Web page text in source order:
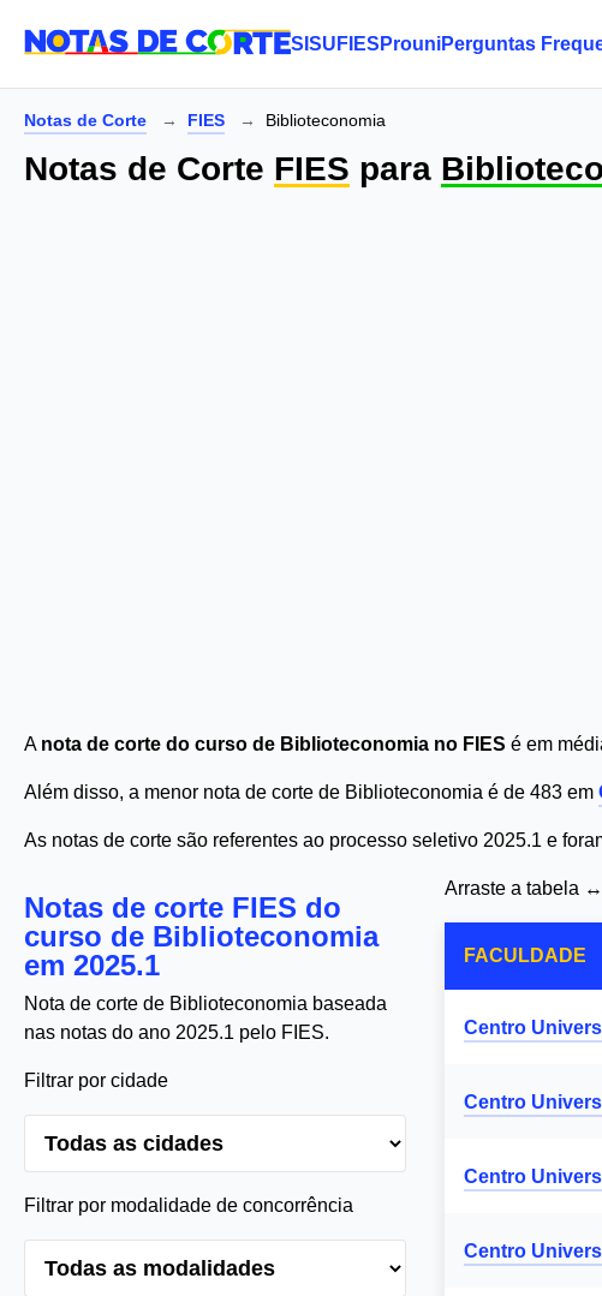
SISU FIES ProuniPerguntas
Notas de Corte FIES Biblioteconomia
Notas de Corte FIES para
A nota de corte do curso de Biblioteconomia no FIES é em
Além disso, a menor nota de corte de Biblioteconomia é de 483 em
As notas de corte são referentes ao processo seletivo 2025.1 e
Notas de corte FIES do
curso de Biblioteconomia
em 2025.1
Nota de corte de Biblioteconomia baseada
nas notas do ano 2025.1 pelo FIES.
Filtrar por cidade
Filtrar por modalidade de concorrência
Arraste a tabela ↔
FACULDADE
Centro
Centro
Centro
Centro